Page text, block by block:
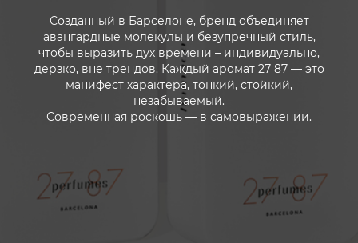
Созданный в Барселоне, бренд объединяет
авангардные молекулы и безупречный стиль,
чтобы выразить дух времени – индивидуально,
дерзко, вне трендов. Каждый аромат 27 87 — это
манифест характера, тонкий, стойкий,
незабываемый.
Современная роскошь — в самовыражении.